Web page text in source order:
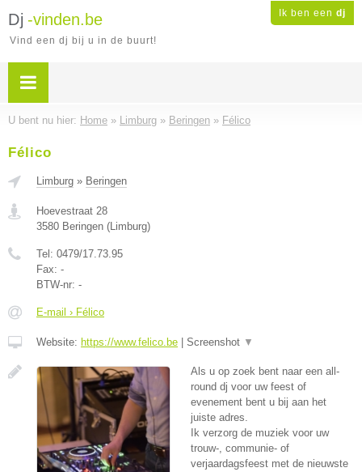
Ik ben een dj
Dj -vinden.be
Vind een dj bij u in de buurt!
U bent nu hier: Home » Limburg » Beringen » Félico
Félico
Limburg » Beringen
Hoevestraat 28
3580 Beringen (Limburg)
Tel: 0479/17.73.95
Fax: -
BTW-nr: -
E-mail › Félico
Website: https://www.felico.be Screenshot ▼
Als u op zoek bent naar een all-
round dj voor uw feest of
evenement bent u bij aan het
juiste adres.
Ik verzorg de muziek voor uw
trouw-, communie- of
verjaardagsfeest met de nieuwste